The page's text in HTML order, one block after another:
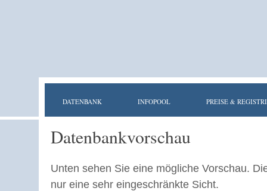
DATENBANK INFOPOOL PREISE &
Datenbankvorschau
Unten sehen Sie eine mögliche Vorschau.
nur eine sehr eingeschränkte Sicht.